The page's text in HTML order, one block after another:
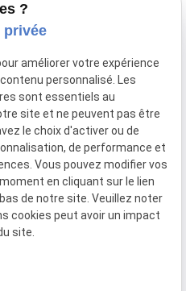
Gestion
Plan du
site
?
privée
améliorer votre expérience
personnalisé. Les
sont essentiels au
site et ne peuvent pas être
le choix d'activer ou de
de performance et
Vous pouvez modifier vos
en cliquant sur le lien
de notre site. Veuillez noter
cookies peut avoir un impact
site.